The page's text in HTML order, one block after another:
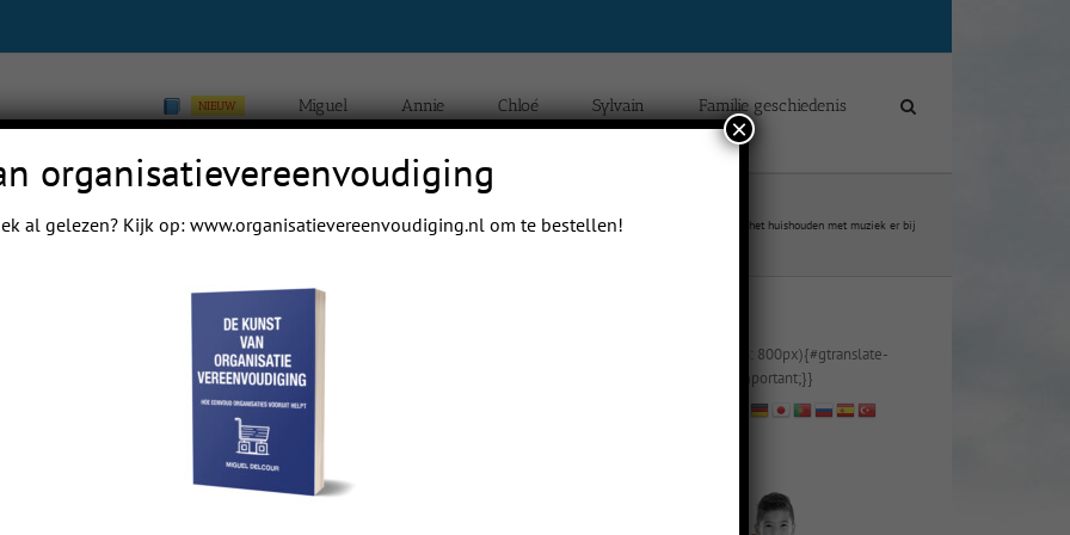
NIEUW Miguel Annie Chloé Sylvain Familie geschiedenis
Home Blogs van Chloé Yip Hei Delcour Hulp in het huishouden met muziek er bij
papa even.
@media (max-width: 800px){#gtranslate-
2{text-align:right !important;}}
organisatievereenvoudiging
al gelezen? Kijk op: www.organisatievereenvoudiging.nlom te bestellen!
×